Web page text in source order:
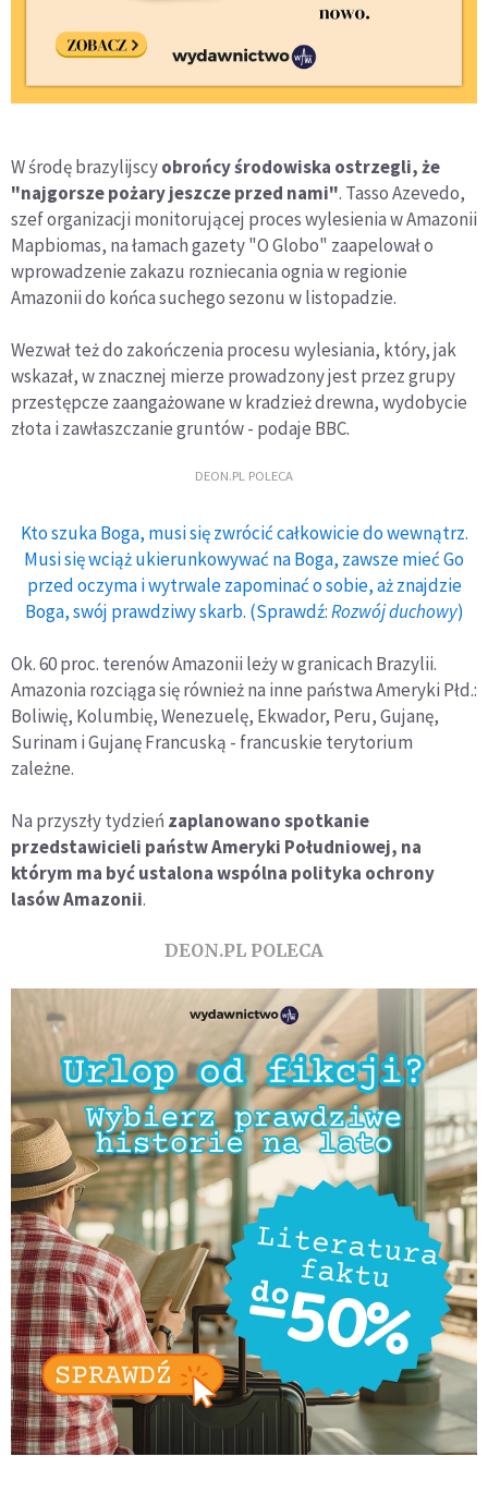
W środę brazylijscyobrońcy środowiska ostrzegli, że
"najgorsze pożary jeszcze przed nami". Tasso Azevedo,
szef organizacji monitorującej proces wylesienia w Amazonii
Mapbiomas, na łamach gazety "O Globo" zaapelował o
wprowadzenie zakazu rozniecania ognia w regionie
Amazonii do końca suchego sezonu w listopadzie.
Wezwał też do zakończenia procesu wylesiania, który, jak
wskazał, w znacznej mierze prowadzony jest przez grupy
przestępcze zaangażowane w kradzież drewna, wydobycie
złota i zawłaszczanie gruntów - podaje BBC.
DEON.PL POLECA
Kto szuka Boga, musi się zwrócić całkowicie do wewnątrz.
Musi się wciąż ukierunkowywać na Boga, zawsze mieć Go
przed oczyma i wytrwale zapominać o sobie, aż znajdzie
Boga, swój prawdziwy skarb. (Sprawdź:Rozwój duchowy)
Ok. 60 proc. terenów Amazonii leży w granicach Brazylii.
Amazonia rozciąga się również na inne państwa Ameryki Płd.:
Boliwię, Kolumbię, Wenezuelę, Ekwador, Peru, Gujanę,
Surinam i Gujanę Francuską - francuskie terytorium
zależne.
Na przyszły tydzień zaplanowano spotkanie
przedstawicieli państw Ameryki Południowej, na
którym ma być ustalona wspólna polityka ochrony
lasów Amazonii.
DEON.PL POLECA